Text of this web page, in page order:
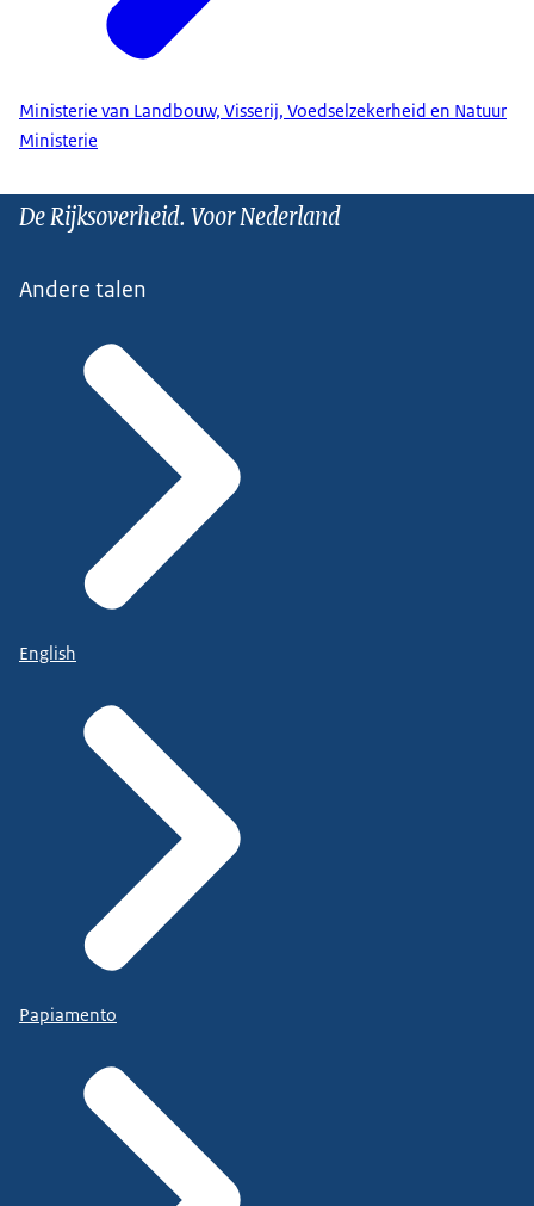
Ministerie van Landbouw, Visserij, Voedselzekerheid en Natuur
Ministerie
De Rijksoverheid. Voor Nederland
Andere talen
English
Papiamento